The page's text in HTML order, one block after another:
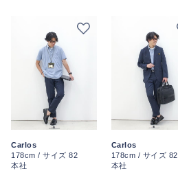
Carlos
178cm / サイズ 82
本社
Carlos
178cm / サイズ 82
本社